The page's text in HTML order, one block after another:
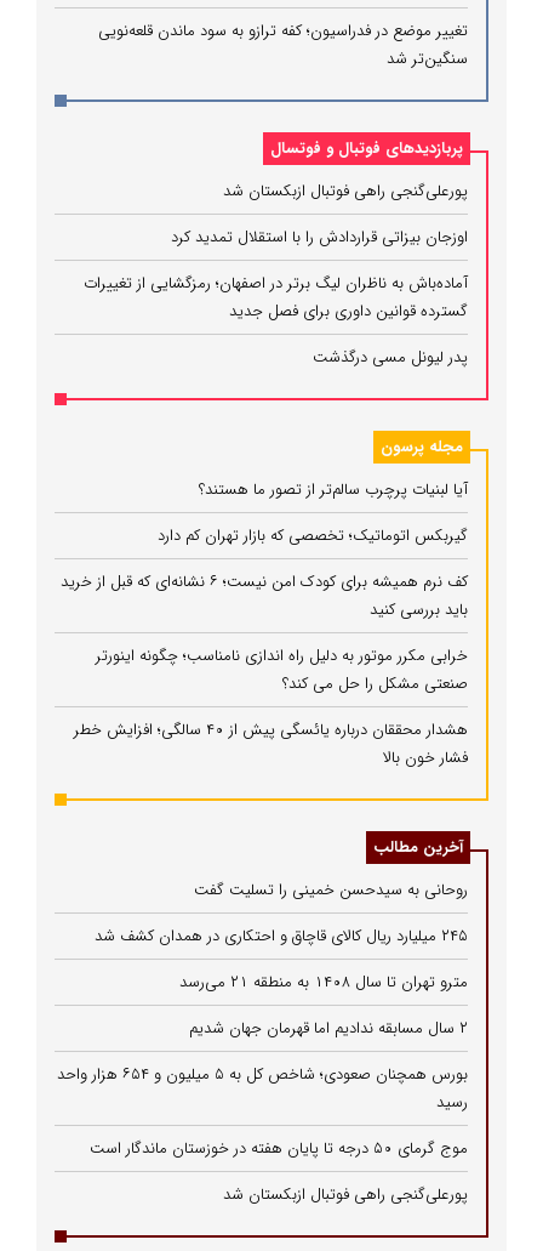
تغییر موضع در فدراسیون؛ کفه ترازو به سود ماندن قلعه‌نویی
سنگین‌تر شد
پربازدیدهای فوتبال و فوتسال
پورعلی‌گنجی راهی فوتبال ازبکستان شد
اوزجان بیزاتی قراردادش را با استقلال تمدید کرد
آماده‌باش به ناظران لیگ برتر در اصفهان؛ رمزگشایی از تغییرات
گسترده قوانین داوری برای فصل جدید
پدر لیونل مسی درگذشت
مجله پرسون
آیا لبنیات پرچرب سالم‌تر از تصور ما هستند؟
گیربکس اتوماتیک؛ تخصصی که بازار تهران کم دارد
کف نرم همیشه برای کودک امن نیست؛ ۶ نشانه‌ای که قبل از خرید
باید بررسی کنید
خرابی مکرر موتور به دلیل راه‌ اندازی نامناسب؛ چگونه اینورتر
صنعتی مشکل را حل می‌ کند؟
هشدار محققان درباره یائسگی پیش از ۴۰ سالگی؛ افزایش خطر
فشار خون بالا
آخرین مطالب
روحانی به سیدحسن خمینی را تسلیت گفت
۲۴۵ میلیارد ریال کالای قاچاق و احتکاری در همدان کشف شد
مترو تهران تا سال ۱۴۰۸ به منطقه ۲۱ می‌رسد
۲ سال مسابقه ندادیم اما قهرمان جهان شدیم
بورس همچنان صعودی؛ شاخص کل به ۵ میلیون و ۶۵۴ هزار واحد
رسید
موج گرمای ۵۰ درجه تا پایان هفته در خوزستان ماندگار است
پورعلی‌گنجی راهی فوتبال ازبکستان شد